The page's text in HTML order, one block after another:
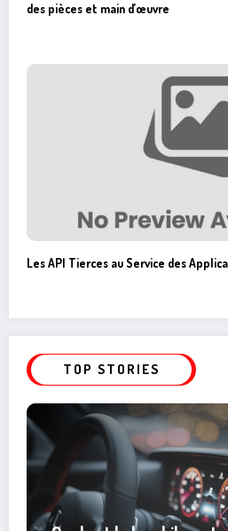
des pièces et main d’œuvre
Les API Tierces au Service des
TOP STORIES